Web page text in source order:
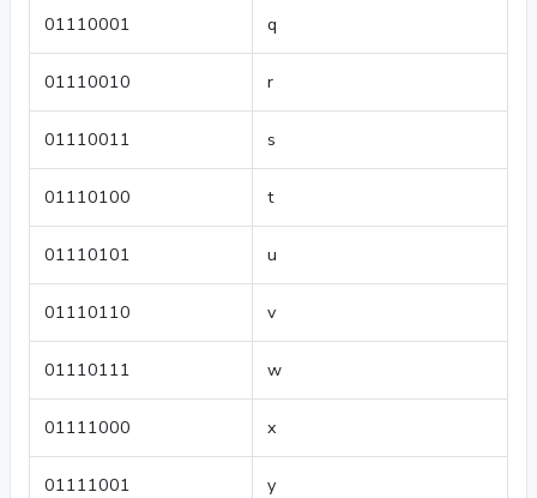
01110001 q
01110010 r
01110011 s
01110100 t
01110101 u
01110110 v
01110111 w
01111000 x
01111001 y